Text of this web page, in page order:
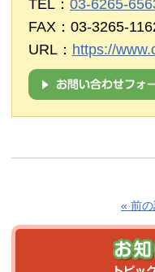
TEL： 03-6265-
FAX：03-3265-
URL： https://
« 前